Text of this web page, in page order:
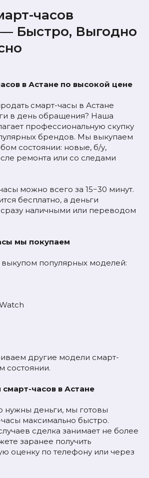
часов
Быстро, Выгодно
в Астане по высокой цене
смарт-часы в Астане
в день обращения? Наша
профессиональную скупку
брендов. Мы выкупаем
состоянии: новые, б/у,
ремонта или со следами
можно всего за 15−30 минут.
бесплатно, а деньги
наличными или переводом
мы покупаем
популярных моделей:
другие модели смарт-
состоянии.
часов в Астане
нужны деньги, мы готовы
максимально быстро.
сделка занимает не более
заранее получить
оценку по телефону или через
INSTAGRAM